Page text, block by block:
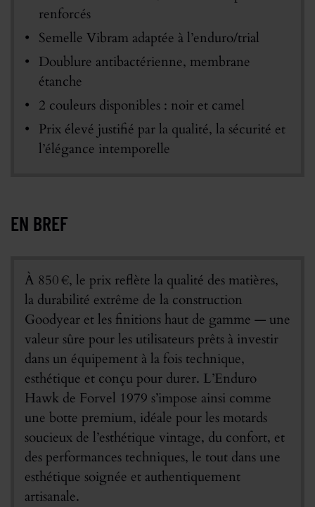
renforcés
Semelle Vibram adaptée à l’enduro/trial
Doublure antibactérienne, membrane
étanche
2 couleurs disponibles : noir et camel
Prix élevé justifié par la qualité, la sécurité et
l’élégance intemporelle
EN BREF
À 850 €, le prix reflète la qualité des matières,
la durabilité extrême de la construction
Goodyear et les finitions haut de gamme — une
valeur sûre pour les utilisateurs prêts à investir
dans un équipement à la fois technique,
esthétique et conçu pour durer. L’Enduro
Hawk de Forvel 1979 s’impose ainsi comme
une botte premium, idéale pour les motards
soucieux de l’esthétique vintage, du confort, et
des performances techniques, le tout dans une
esthétique soignée et authentiquement
artisanale.